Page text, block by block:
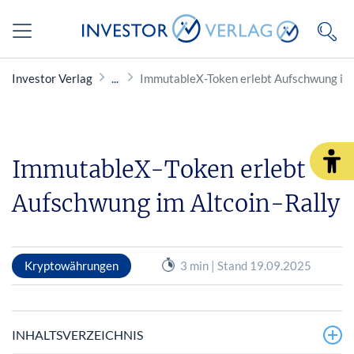
Investor Verlag ImmutableX-Token erlebt Aufschwung
ImmutableX-Token erlebt
Aufschwung im Altcoin-Rally
Kryptowährungen 3 min | Stand 19.09.2025
INHALTSVERZEICHNIS